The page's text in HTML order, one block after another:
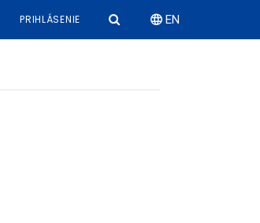
PRIHLÁSENIE EN